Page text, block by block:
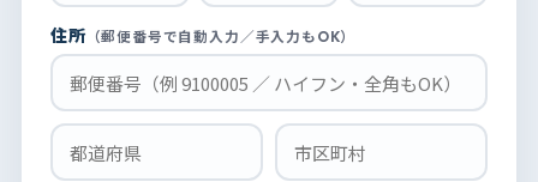
住所 （郵便番号で自動入力／手入力もOK）